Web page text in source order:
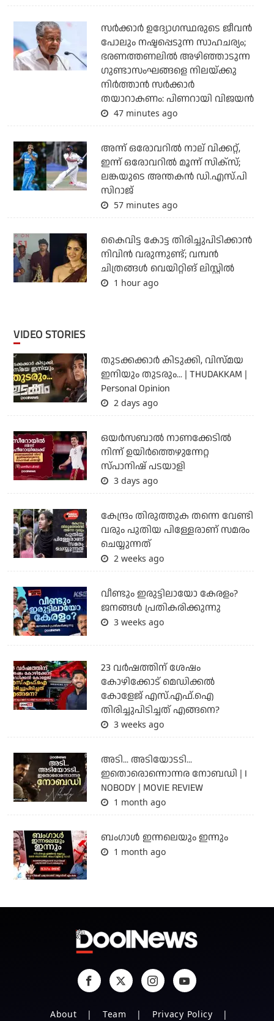
സര്‍ക്കാര്‍ ഉദ്യോഗസ്ഥരുടെ ജീവന്‍
പോലും നഷ്ടപ്പെടുന്ന സാഹചര്യം;
ഭരണത്തണലില്‍ അഴിഞ്ഞാടുന്ന
ഗുണ്ടാസംഘങ്ങളെ നിലയ്ക്കു
നിര്‍ത്താന്‍ സര്‍ക്കാര്‍
തയാറാകണം: പിണറായി വിജയന്‍
47 minutes ago
അന്ന് ഒരോവറില്‍ നാല് വിക്കറ്റ്,
ഇന്ന് ഒരോവറില്‍ മൂന്ന് സിക്‌സ്;
ലങ്കയുടെ അന്തകന്‍ ഡി.എസ്.പി
സിറാജ്
57 minutes ago
കൈവിട്ട കോട്ട തിരിച്ചുപിടിക്കാന്‍
നിവിന്‍ വരുന്നുണ്ട്; വമ്പന്‍
ചിത്രങ്ങള്‍ വെയിറ്റിങ് ലിസ്റ്റില്‍
1 hour ago
VIDEO STORIES
തുടക്കക്കാര്‍ കിടുക്കി, വിസ്മയ
ഇനിയും തുടരും... | THUDAKKAM |
Personal Opinion
2 days ago
ഒയര്‍സബാൽ നാണക്കേടിൽ
നിന്ന് ഉയിർത്തെഴുന്നേറ്റ
സ്പാനിഷ് പടയാളി
3 days ago
കേന്ദ്രം തിരുത്തുക തന്നെ വേണ്ടി
വരും പുതിയ പിള്ളേരാണ് സമരം
ചെയ്യുന്നത്
2 weeks ago
വീണ്ടും ഇരുട്ടിലായോ കേരളം?
ജനങ്ങൾ പ്രതികരിക്കുന്നു
3 weeks ago
23 വർഷത്തിന് ശേഷം
കോഴിക്കോട് മെഡിക്കൽ
കോളേജ് എസ്.എഫ്.ഐ
തിരിച്ചുപിടിച്ചത് എങ്ങനെ?
3 weeks ago
അടി... അടിയോടടി...
ഇതൊരൊന്നൊന്നര നോബഡി | I
NOBODY | MOVIE REVIEW
1 month ago
ബംഗാള്‍ ഇന്നലെയും ഇന്നും
1 month ago
About Team Privacy Policy